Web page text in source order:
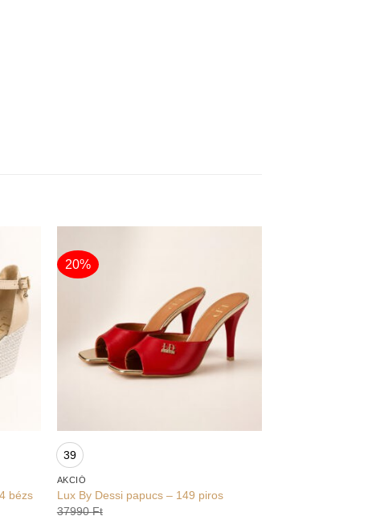
bézs
20%
39
AKCIÓ
Lux By Dessi papucs – 149 piros
37990Ft